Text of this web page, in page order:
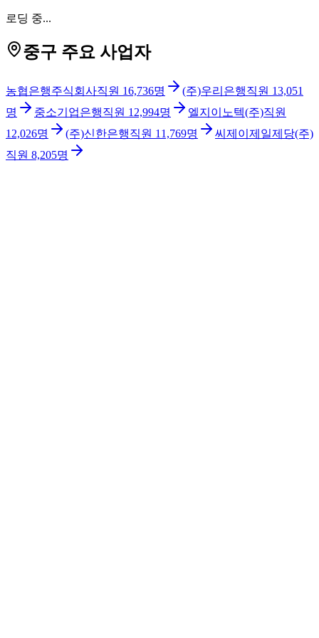
로딩 중...
중구 주요 사업자
농협은행주식회사직원 16,736명 (주)우리은행직원 13,051
명
중소기업은행직원 12,994명 엘지이노텍(주)직원
12,026명 (주)신한은행직원 11,769명
씨제이제일제당(주)
직원 8,205명